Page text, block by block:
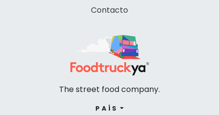
Contacto
The street food company.
PAÍS